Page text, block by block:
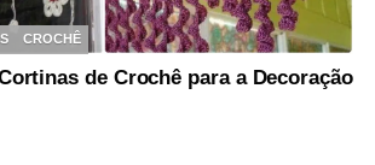
CROCHÊ
de Crochê para a Decoração